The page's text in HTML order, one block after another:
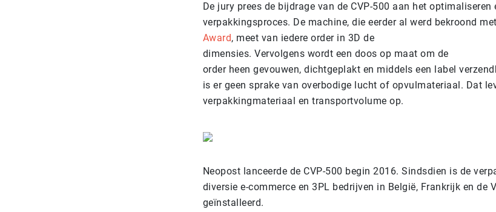
De jury prees de bijdrage van de CVP-500 aan het
verpakkingsproces. De machine, die eerder al werd bekroond
Award, meet van iedere order in 3D de
dimensies. Vervolgens wordt een doos op maat om de
order heen gevouwen, dichtgeplakt en middels een label
is er geen sprake van overbodige lucht of opvulmateriaal. Dat
verpakkingmateriaal en transportvolume op.
Neopost lanceerde de CVP-500 begin 2016. Sindsdien is de
diversie e-commerce en 3PL bedrijven in België, Frankrijk en de
geïnstalleerd.